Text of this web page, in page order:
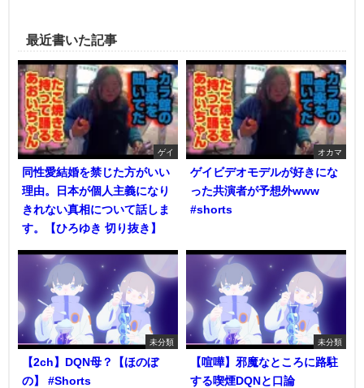
最近書いた記事
ゲイ
同性愛結婚を禁じた方がいい
理由。日本が個人主義になり
きれない真相について話しま
す。【ひろゆき 切り抜き】
オカマ
ゲイビデオモデルが好きにな
った共演者が予想外www
#shorts
未分類
【2ch】DQN母？【ほのぼ
の】 #Shorts
未分類
【喧嘩】邪魔なところに路駐
する喫煙DQNと口論